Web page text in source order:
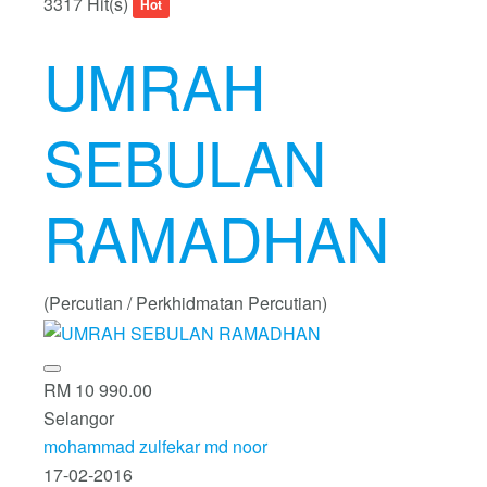
Hot
UMRAH
SEBULAN
RAMADHAN
(Percutian / Perkhidmatan Percutian)
RM 10 990.00
Selangor
mohammad zulfekar md noor
17-02-2016